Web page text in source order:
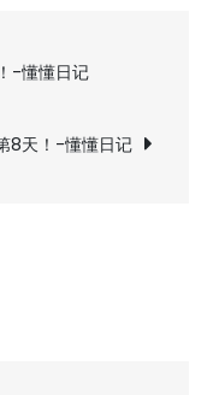
-懂懂日记
8天！-懂懂日记